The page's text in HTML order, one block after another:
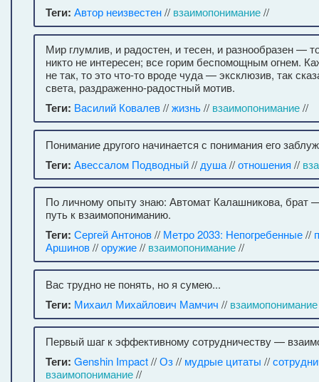
Теги: Автор неизвестен// взаимопонимание//
Мир глумлив, и радостен, и тесен, и разнообразен —
никто не интересен; все горим беспомощным огнем.
не так, то это что-то вроде чуда — эксклюзив, так
света, раздраженно-радостный мотив.
Теги: Василий Ковалев//жизнь// взаимопонимание//
Понимание другого начинается с понимания его
Теги: Авессалом Подводный// душа//отношения //
По личному опыту знаю: Автомат Калашникова,
путь к взаимопониманию.
Теги: Сергей Антонов// Метро 2033: Непогребенные//
Аршинов//оружие// взаимопонимание//
Вас трудно не понять, но я сумею...
Теги: Михаил Михайлович Мамчич // взаимопонимание
Первый шаг к эффективному сотрудничеству —
Теги: Genshin Impact//Оз// мудрые цитаты //
взаимопонимание//